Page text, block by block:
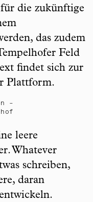
die zukünftige
das zudem
Feld
findet sich zur
Plattform.
–
leere
Whatever
schreiben,
daran